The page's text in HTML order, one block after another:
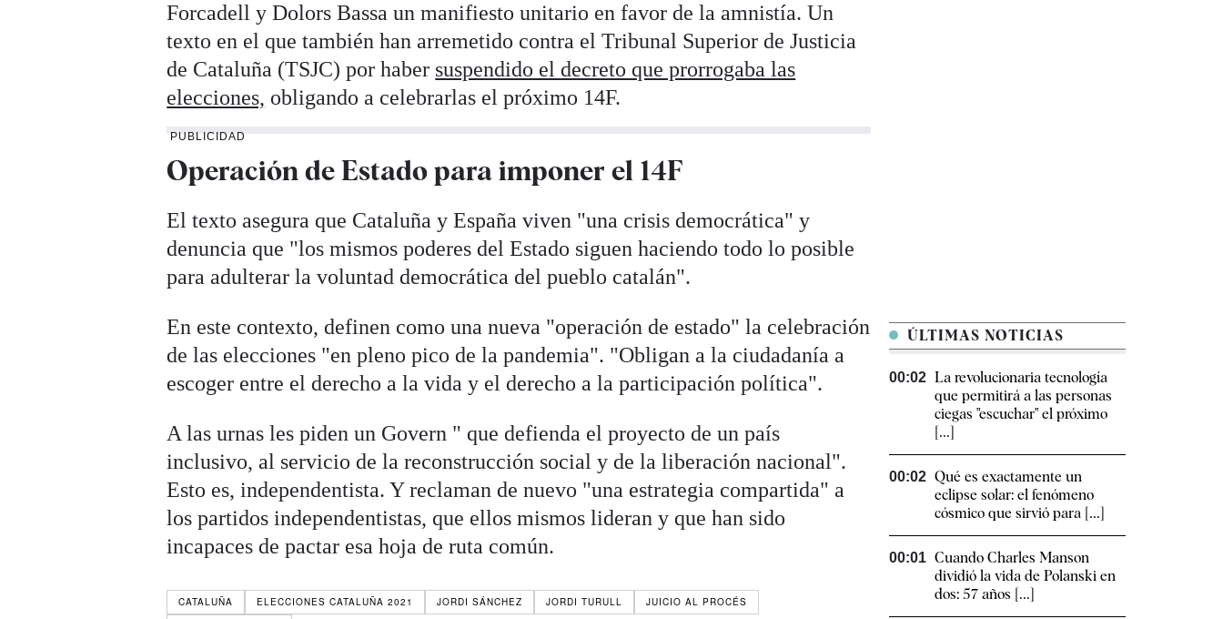
Forcadell y Dolors Bassa un manifiesto unitario en favor de la amnistía. Un
texto en el que también han arremetido contra el Tribunal Superior de Justicia
de Cataluña (TSJC) por haber suspendido el decreto que prorrogaba las
elecciones, obligando a celebrarlas el próximo 14F.
PUBLICIDAD
Operación de Estado para imponer el 14F
El texto asegura que Cataluña y España viven "una crisis democrática" y
denuncia que "los mismos poderes del Estado siguen haciendo todo lo posible
para adulterar la voluntad democrática del pueblo catalán".
En este contexto, definen como una nueva "operación de estado" la celebración
de las elecciones "en pleno pico de la pandemia". "Obligan a la ciudadanía a
escoger entre el derecho a la vida y el derecho a la participación política".
A las urnas les piden un Govern " que defienda el proyecto de un país
inclusivo, al servicio de la reconstrucción social y de la liberación nacional".
Esto es, independentista. Y reclaman de nuevo "una estrategia compartida" a
los partidos independentistas, que ellos mismos lideran y que han sido
incapaces de pactar esa hoja de ruta común.
CATALUÑA ELECCIONES CATALUÑA 2021 JORDI SÁNCHEZ JORDI TURULL
JUICIO AL PROCÉS
ÚLTIMAS NOTICIAS
00:02 La revolucionaria tecnología
que permitirá a las personas
ciegas "escuchar" el próximo
[...]
00:02 Qué es exactamente un
eclipse solar: el fenómeno
cósmico que sirvió para [...]
00:01 Cuando Charles Manson
dividió la vida de Polanski en
dos: 57 años [...]